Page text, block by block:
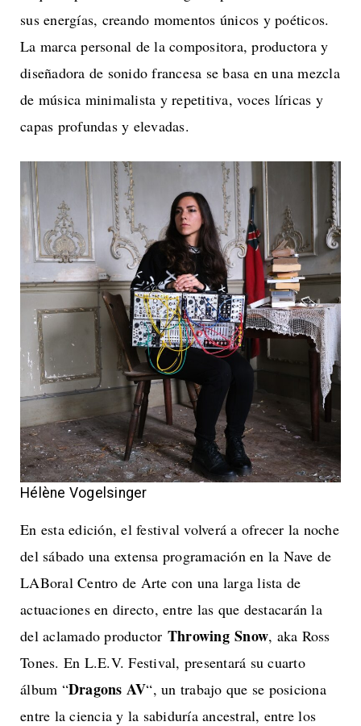
sus energías, creando momentos únicos y poéticos.
La marca personal de la compositora, productora y
diseñadora de sonido francesa se basa en una mezcla
de música minimalista y repetitiva, voces líricas y
capas profundas y elevadas.
Hélène Vogelsinger
En esta edición, el festival volverá a ofrecer la noche
del sábado una extensa programación en la Nave de
LABoral Centro de Arte con una larga lista de
actuaciones en directo, entre las que destacarán la
del aclamado productor Throwing Snow, aka Ross
Tones. En L.E.V. Festival, presentará su cuarto
álbum “Dragons AV“, un trabajo que se posiciona
entre la ciencia y la sabiduría ancestral, entre los